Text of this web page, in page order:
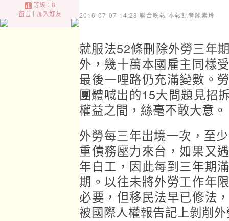
等級：8
留言｜ 加入好友 2016-07-07 14:28 聯合晚報 本報記者陳素玲
就服法52條刪除外勞三年
外，幾十萬本國雇主同樣
最後一哩路仍充滿變數。
團體喊出的15大問題見招
權益之間，絲毫不敢大意。
外勞每三年出境一次，至
重債務壓力來台，如果又
年白工，因此每到三年期
期。以往未將外勞工作年
必要，但移民法早已修法
被國際人權報告記上剝削